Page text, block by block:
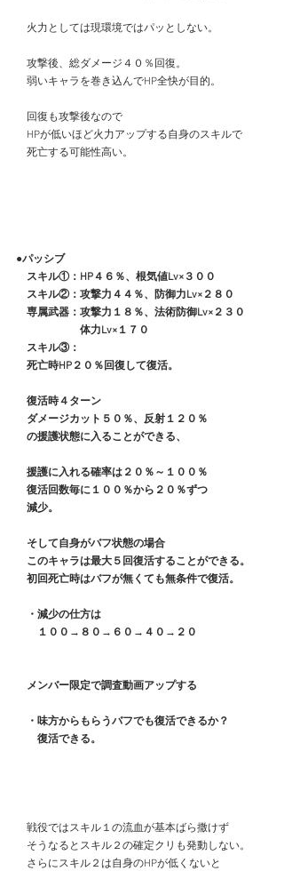
火力としては現環境ではパッとしない。
攻撃後、総ダメージ４０％回復。
弱いキャラを巻き込んでHP全快が目的。
回復も攻撃後なので
HPが低いほど火力アップする自身のスキルで
死亡する可能性高い。
●パッシブ
スキル①：HP４６％、根気値Lv×３００
スキル②：攻撃力４４％、防御力Lv×２８０
専属武器：攻撃力１８％、法術防御Lv×２３０
体力Lv×１７０
スキル③：
死亡時HP２０％回復して復活。
復活時４ターン
ダメージカット５０％、反射１２０％
の援護状態に入ることができる、
援護に入れる確率は２０％～１００％
復活回数毎に１００％から２０％ずつ
減少。
そして自身がバフ状態の場合
このキャラは最大５回復活することができる。
初回死亡時はバフが無くても無条件で復活。
・減少の仕方は
１００→８０→６０→４０→２０
メンバー限定で調査動画アップする
・味方からもらうバフでも復活できるか？
復活できる。
戦役ではスキル１の流血が基本ばら撒けず
そうなるとスキル２の確定クリも発動しない。
さらにスキル２は自身のHPが低くないと